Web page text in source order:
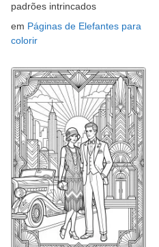
padrões intrincados
em Páginas de Elefantes para
colorir